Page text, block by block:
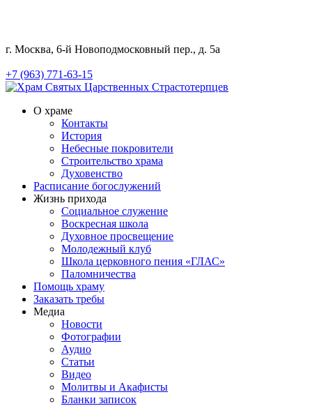
г. Москва, 6-й Новоподмосковный пер., д. 5а
+7 (963) 771-63-15
О храме
Контакты
История
Небесные покровители
Строительство храма
Духовенство
Расписание богослужений
Жизнь прихода
Социальное служение
Воскресная школа
Духовное просвещение
Молодежный клуб
Школа церковного пения «ГЛАС»
Паломничества
Помощь храму
Заказать требы
Медиа
Новости
Фотографии
Аудио
Статьи
Видео
Молитвы и Акафисты
Бланки записок